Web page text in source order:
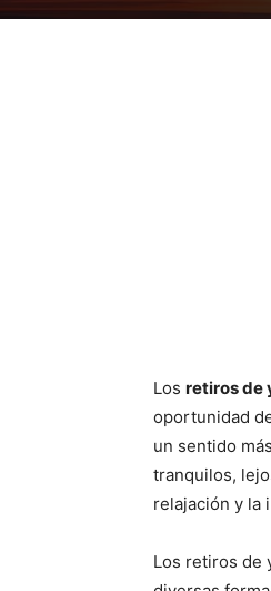
Los retiros de
oportunidad
un sentido
tranquilos,
relajación y la
Los retiros de